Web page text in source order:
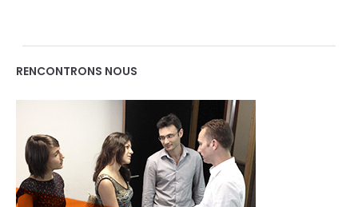
RENCONTRONS NOUS